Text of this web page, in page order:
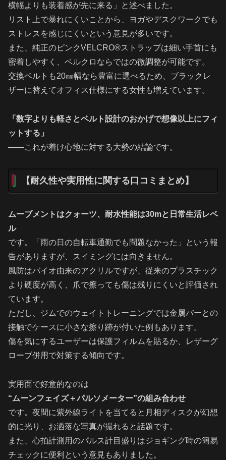
横幅よりも装着感が先に来る」と述べました。
リスト上で暴れにくいことから、ヨガやデスクワークでも
ストレスを感じにくいという意見が多いです。
また、純正のピンクVELCRO®ストラップは細い手首にも
密着しやすく、ベルクロならではの微調整が可能です。
交換ベルトも20㎜幅なら豊富に選べるため、ブラックレ
ザーに替えてオフィス仕様にする女性も増えています。
「数字よりも軽さとベルト設計のおかげで想像以上にフィ
ットする」
――これが着け心地に対する大勢の結論です。
【耐久性や実用性に関する口コミまとめ】
ムーブメントはクォーツ、耐水性能は30mと日常生活レベ
ル
です。「雨の日の自転車通勤でも問題なかった」という報
告がありますが、スイミングには向きません。
風防はバイオ由来のアクリルですが、従来のプラスチック
より硬度が高く、爪で擦っても傷は残りにくいと評価され
ています。
ただし、ジムでのウェイトトレーニングでは金属バーとの
接触でケースに小さな擦り跡が付いた例もあります。
傷を気にするユーザーは保護フィルムを貼るか、レザーグ
ローブ併用で対策する傾向です。
実用面で好意的なのは
“ムーンフェイズ＋パルソメーター”の組み合わせ
です。夜間に紫外線ライトを当てると月相ディスクが幻想
的に光り、お洒落な写真が撮れると話題です。
また、心拍計測用のパルス計目盛りはジョギング時の簡易
チェックに便利という意見もありました。